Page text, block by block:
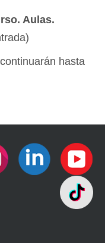
Aulas.
hasta